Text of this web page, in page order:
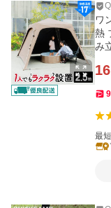
ワ
熱
み
9
最